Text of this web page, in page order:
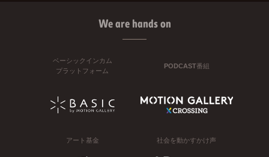
We are hands on
ベーシックインカム
プラットフォーム
PODCAST番組
アート基金 社会を動かすかけ声